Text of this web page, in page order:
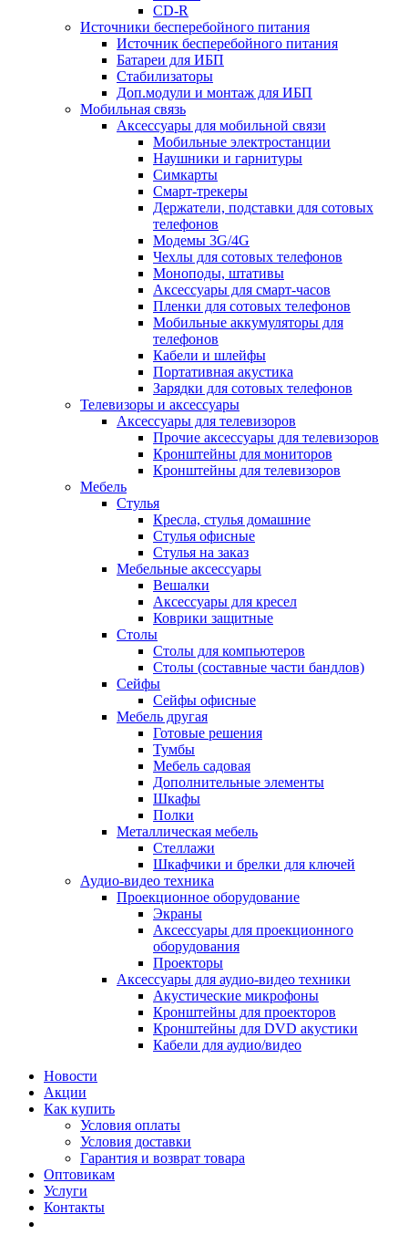
CD-R
Источники бесперебойного питания
Источник бесперебойного питания
Батареи для ИБП
Стабилизаторы
Доп.модули и монтаж для ИБП
Мобильная связь
Аксессуары для мобильной связи
Мобильные электростанции
Наушники и гарнитуры
Симкарты
Смарт-трекеры
Держатели, подставки для сотовых
телефонов
Модемы 3G/4G
Чехлы для сотовых телефонов
Моноподы, штативы
Аксессуары для смарт-часов
Пленки для сотовых телефонов
Мобильные аккумуляторы для
телефонов
Кабели и шлейфы
Портативная акустика
Зарядки для сотовых телефонов
Телевизоры и аксессуары
Аксессуары для телевизоров
Прочие аксессуары для телевизоров
Кронштейны для мониторов
Кронштейны для телевизоров
Мебель
Стулья
Кресла, стулья домашние
Стулья офисные
Стулья на заказ
Мебельные аксессуары
Вешалки
Аксессуары для кресел
Коврики защитные
Столы
Столы для компьютеров
Столы (составные части бандлов)
Сейфы
Сейфы офисные
Мебель другая
Готовые решения
Тумбы
Мебель садовая
Дополнительные элементы
Шкафы
Полки
Металлическая мебель
Стеллажи
Шкафчики и брелки для ключей
Аудио-видео техника
Проекционное оборудование
Экраны
Аксессуары для проекционного
оборудования
Проекторы
Аксессуары для аудио-видео техники
Акустические микрофоны
Кронштейны для проекторов
Кронштейны для DVD акустики
Кабели для аудио/видео
Новости
Акции
Как купить
Условия оплаты
Условия доставки
Гарантия и возврат товара
Оптовикам
Услуги
Контакты